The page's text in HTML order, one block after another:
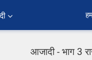
आजादी - भाग 3